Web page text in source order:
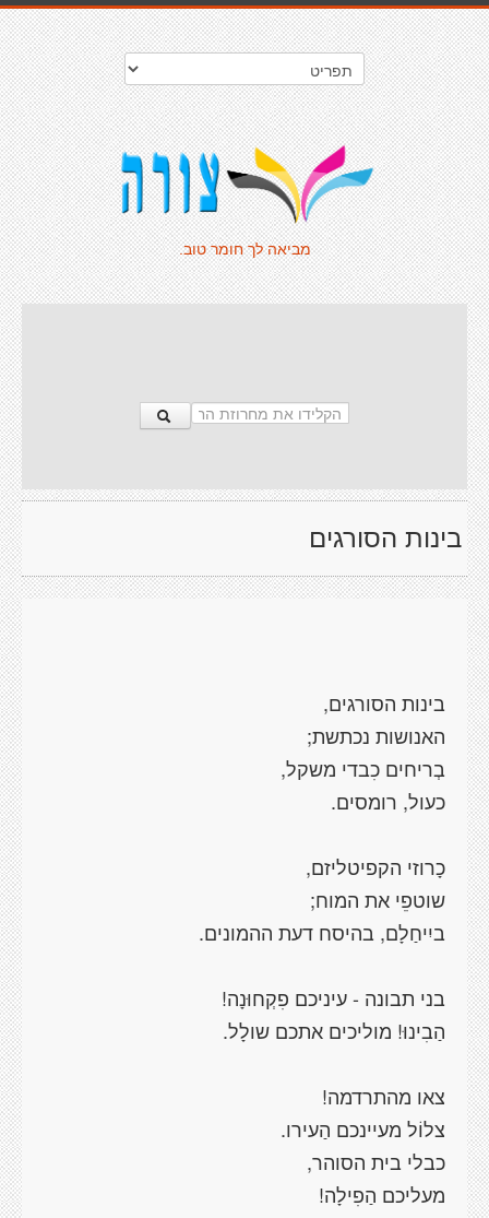
מביאה לך חומר טוב.
בינות הסורגים
בינות הסורגים,
האנושות נכתשת;
בְריחים כִבדי משקל,
כעול, רומסים.
כָרוזי הקפיטליזם,
שוטפֵי את המוח;
ביִיחַלָם, בהיסח דעת ההמונים.
בני תבונה - עיניכם פִקְחוּנָה!
הַבִינוּ! מוליכים אתכם שולָל.
צאו מהתרדמה!
צלוֹל מעיינכם הַעירו.
כבלי בית הסוהר,
מעליכם הַפִילָה!